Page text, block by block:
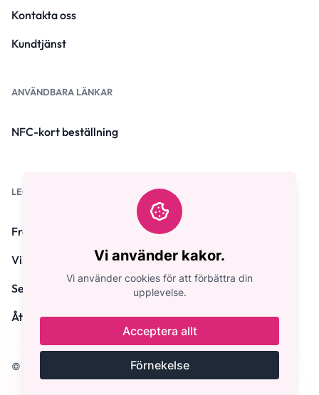
Vi använder kakor.
Vi använder cookies för att förbättra din
upplevelse.
Acceptera allt
Förnekelse
Kontakta oss
Kundtjänst
ANVÄNDBARA LÄNKAR
NFC-kort beställning
LEGALISERADE
Frågor
Villkor och villkor
Sekretesspolicy
Återbetalningspolicy
© Upphovsrätt 2026. Alla rättigheter förbehållna DgBiz.